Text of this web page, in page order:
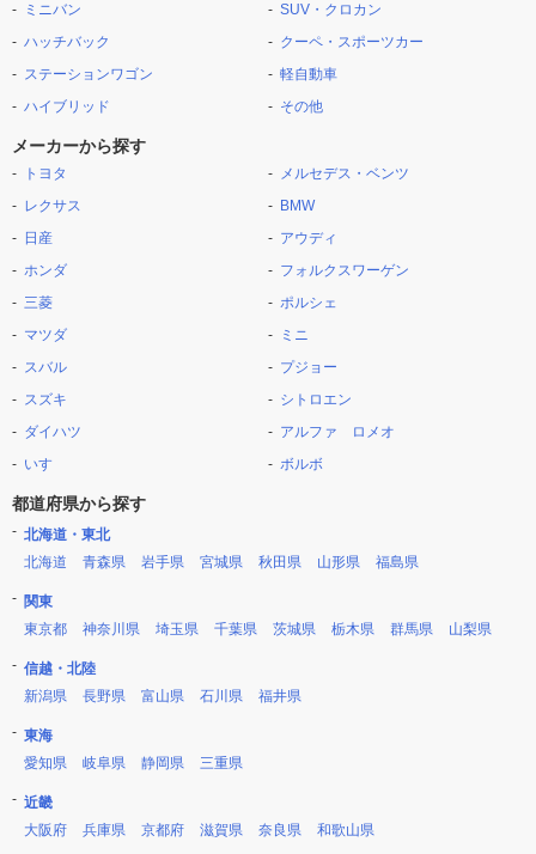
ミニバン
ハッチバック
ステーションワゴン
ハイブリッド
SUV・クロカン
クーペ・スポーツカー
軽自動車
その他
メーカーから探す
トヨタ
レクサス
日産
ホンダ
三菱
マツダ
スバル
スズキ
ダイハツ
いすゞ
メルセデス・ベンツ
BMW
アウディ
フォルクスワーゲン
ポルシェ
ミニ
プジョー
シトロエン
アルファ ロメオ
ボルボ
都道府県から探す
北海道・東北
北海道
青森県 岩手県 宮城県 秋田県 山形県 福島県
関東
東京都
神奈川県 埼玉県 千葉県 茨城県 栃木県 群馬県 山梨県
信越・北陸
新潟県
長野県 富山県 石川県 福井県
東海
愛知県
岐阜県 静岡県 三重県
近畿
大阪府
兵庫県 京都府 滋賀県 奈良県 和歌山県